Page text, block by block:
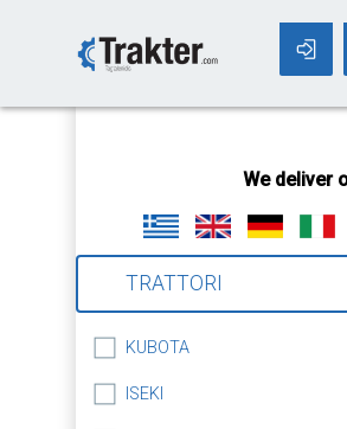
We deliver
TRATTORI
KUBOTA
ISEKI